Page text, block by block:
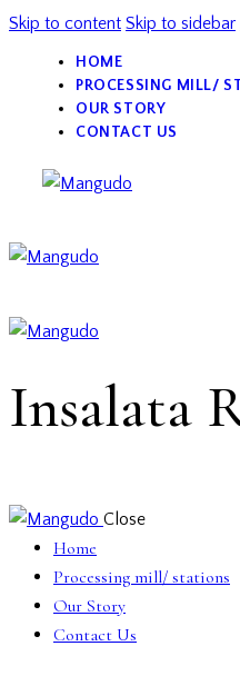
Skip to content Skip to sidebar
HOME
PROCESSING MILL/
OUR STORY
CONTACT US
Insalata
Close
Home
Processing mill/ stations
Our Story
Contact Us